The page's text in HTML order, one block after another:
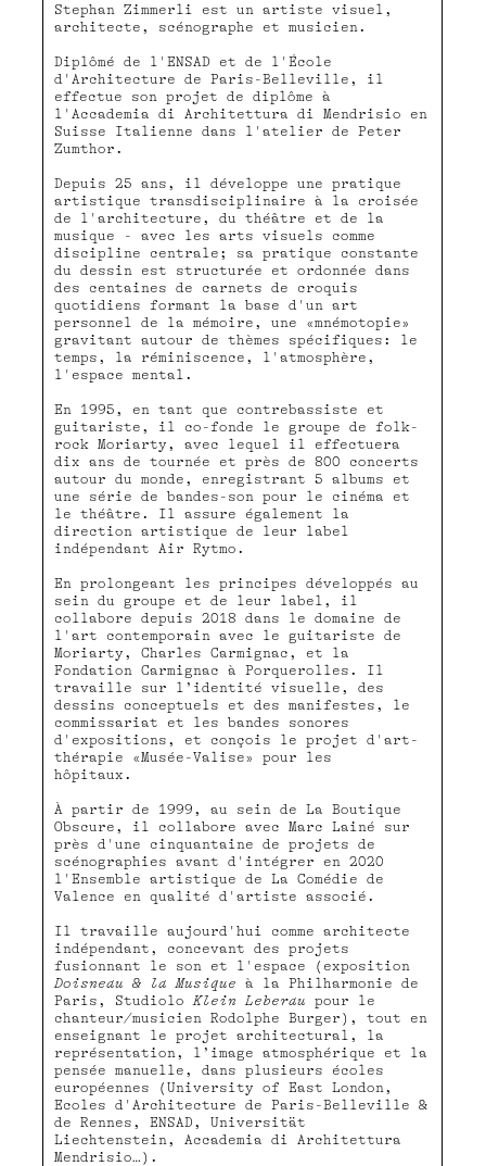
Stephan Zimmerli est un artiste visuel,
architecte, scénographe et musicien.
Diplômé de l'ENSAD et de l'École
d'Architecture de Paris-Belleville, il
effectue son projet de diplôme à
l'Accademia di Architettura di Mendrisio en
Suisse Italienne dans l'atelier de Peter
Zumthor.
Depuis 25 ans, il développe une pratique
artistique transdisciplinaire à la croisée
de l'architecture, du théâtre et de la
musique - avec les arts visuels comme
discipline centrale; sa pratique constante
du dessin est structurée et ordonnée dans
des centaines de carnets de croquis
quotidiens formant la base d'un art
personnel de la mémoire, une «mnémotopie»
gravitant autour de thèmes spécifiques: le
temps, la réminiscence, l'atmosphère,
l'espace mental.
En 1995, en tant que contrebassiste et
guitariste, il co-fonde le groupe de folk-
rock Moriarty, avec lequel il effectuera
dix ans de tournée et près de 800 concerts
autour du monde, enregistrant 5 albums et
une série de bandes-son pour le cinéma et
le théâtre. Il assure également la
direction artistique de leur label
indépendant Air Rytmo.
En prolongeant les principes développés au
sein du groupe et de leur label, il
collabore depuis 2018 dans le domaine de
l'art contemporain avec le guitariste de
Moriarty, Charles Carmignac, et la
Fondation Carmignac à Porquerolles. Il
travaille sur l’identité visuelle, des
dessins conceptuels et des manifestes, le
commissariat et les bandes sonores
d'expositions, et conçois le projet d'art-
thérapie «Musée-Valise» pour les
hôpitaux.
À partir de 1999, au sein de La Boutique
Obscure, il collabore avec Marc Lainé sur
près d'une cinquantaine de projets de
scénographies avant d'intégrer en 2020
l'Ensemble artistique de La Comédie de
Valence en qualité d'artiste associé.
Il travaille aujourd'hui comme architecte
indépendant, concevant des projets
fusionnant le son et l'espace (exposition
Doisneau & la Musique à la Philharmonie de
Paris, Studiolo Klein Leberau pour le
chanteur/musicien Rodolphe Burger), tout en
enseignant le projet architectural, la
représentation, l’image atmosphérique et la
pensée manuelle, dans plusieurs écoles
européennes (University of East London,
Ecoles d'Architecture de Paris-Belleville &
de Rennes, ENSAD, Universität
Liechtenstein, Accademia di Architettura
Mendrisio…).